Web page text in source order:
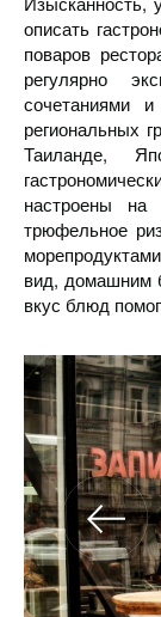
описать
поваров
регулярно
сочетаниями
региональных
Таиланде,
настроены на
трюфельное
вид, домашним
вкус блюд